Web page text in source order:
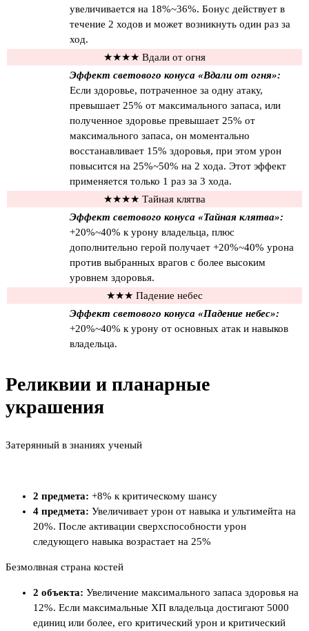
увеличивается на 18%~36%. Бонус действует в
течение 2 ходов и может возникнуть один раз за
ход.
★★★★ Вдали от огня
Эффект светового конуса «Вдали от огня»:
Если здоровье, потраченное за одну атаку,
превышает 25% от максимального запаса, или
полученное здоровье превышает 25% от
максимального запаса, он моментально
восстанавливает 15% здоровья, при этом урон
повысится на 25%~50% на 2 хода. Этот эффект
применяется только 1 раз за 3 хода.
★★★★ Тайная клятва
Эффект светового конуса «Тайная клятва»:
+20%~40% к урону владельца, плюс
дополнительно герой получает +20%~40% урона
против выбранных врагов с более высоким
уровнем здоровья.
★★★ Падение небес
Эффект светового конуса «Падение небес»:
+20%~40% к урону от основных атак и навыков
владельца.
Реликвии и планарные
украшения
Затерянный в знаниях ученый
2 предмета: +8% к критическому шансу
4 предмета: Увеличивает урон от навыка и ультимейта на
20%. После активации сверхспособности урон
следующего навыка возрастает на 25%
Безмолвная страна костей
2 объекта: Увеличение максимального запаса здоровья на
12%. Если максимальные ХП владельца достигают 5000
единиц или более, его критический урон и критический